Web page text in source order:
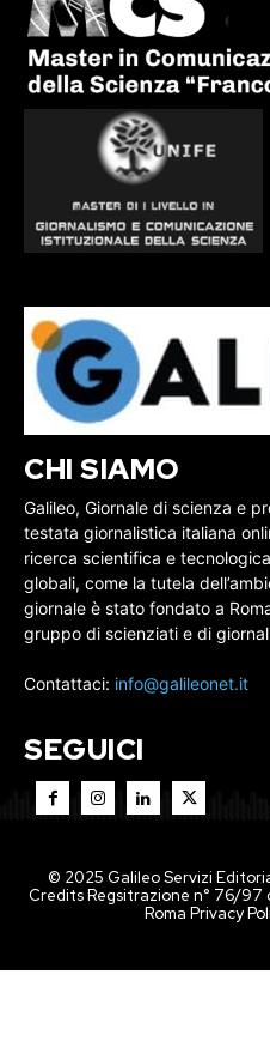
CHI SIAMO
Galileo, Giornale di scienza e
testata giornalistica italiana
ricerca scientifica e
globali, come la tutela
giornale è stato fondato a
gruppo di scienziati e di
Contattaci: info@galileonet.it
SEGUICI
© 2025 Galileo Servizi
Credits Regsitrazione n° 76/97
Roma Privacy